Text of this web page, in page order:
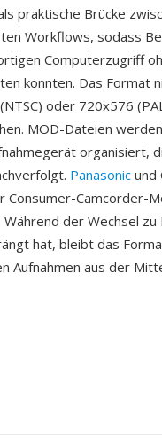
praktische Brücke
Workflows, sodass
Computerzugriff
konnten. Das Format
oder 720x576
MOD-Dateien
organisiert,
Panasonic und
Consumer-Camcorder-
der Wechsel
hat, bleibt das
Aufnahmen aus der